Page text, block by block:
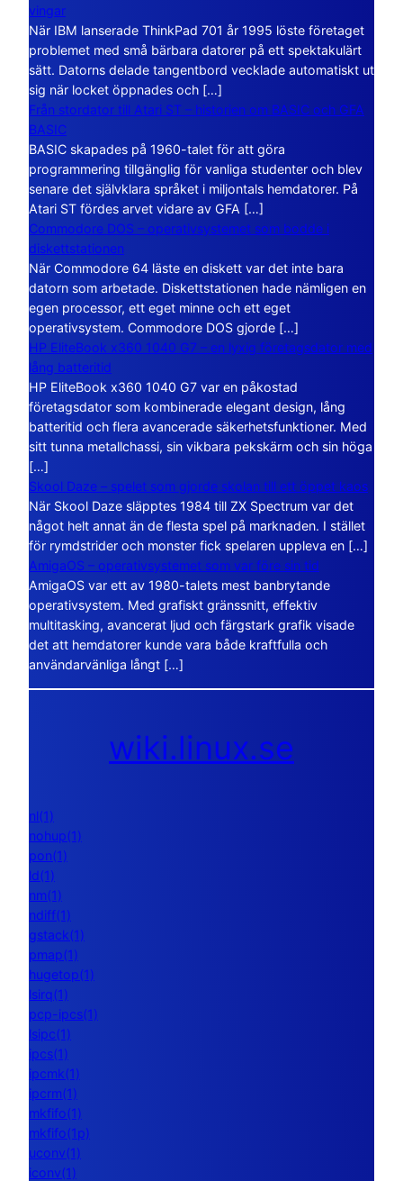
vingar
När IBM lanserade ThinkPad 701 år 1995 löste företaget
problemet med små bärbara datorer på ett spektakulärt
sätt. Datorns delade tangentbord vecklade automatiskt ut
sig när locket öppnades och […]
Från stordator till Atari ST – historien om BASIC och GFA
BASIC
BASIC skapades på 1960-talet för att göra
programmering tillgänglig för vanliga studenter och blev
senare det självklara språket i miljontals hemdatorer. På
Atari ST fördes arvet vidare av GFA […]
Commodore DOS – operativsystemet som bodde i
diskettstationen
När Commodore 64 läste en diskett var det inte bara
datorn som arbetade. Diskettstationen hade nämligen en
egen processor, ett eget minne och ett eget
operativsystem. Commodore DOS gjorde […]
HP EliteBook x360 1040 G7 – en lyxig företagsdator med
lång batteritid
HP EliteBook x360 1040 G7 var en påkostad
företagsdator som kombinerade elegant design, lång
batteritid och flera avancerade säkerhetsfunktioner. Med
sitt tunna metallchassi, sin vikbara pekskärm och sin höga
[…]
Skool Daze – spelet som gjorde skolan till ett öppet kaos
När Skool Daze släpptes 1984 till ZX Spectrum var det
något helt annat än de flesta spel på marknaden. I stället
för rymdstrider och monster fick spelaren uppleva en […]
AmigaOS – operativsystemet som var före sin tid
AmigaOS var ett av 1980-talets mest banbrytande
operativsystem. Med grafiskt gränssnitt, effektiv
multitasking, avancerat ljud och färgstark grafik visade
det att hemdatorer kunde vara både kraftfulla och
användarvänliga långt […]
wiki.linux.se
nl(1)
nohup(1)
pon(1)
ld(1)
nm(1)
ndiff(1)
gstack(1)
pmap(1)
hugetop(1)
lsirq(1)
pcp-ipcs(1)
lsipc(1)
ipcs(1)
ipcmk(1)
ipcrm(1)
mkfifo(1)
mkfifo(1p)
uconv(1)
iconv(1)